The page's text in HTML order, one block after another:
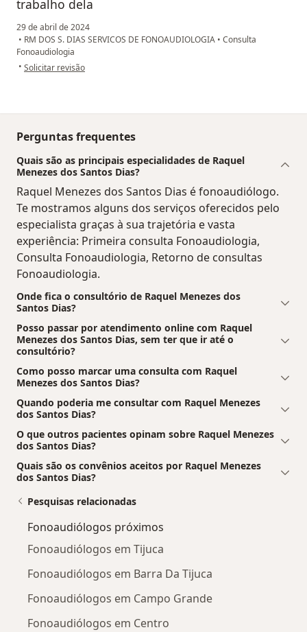
trabalho dela
29 de abril de 2024
• RM DOS S. DIAS SERVICOS DE FONOAUDIOLOGIA • Consulta
Fonoaudiologia
• na opinião do utilizador Lanna Rodrigues
Solicitar revisão
Perguntas frequentes
Quais são as principais especialidades de Raquel
Menezes dos Santos Dias?
Raquel Menezes dos Santos Dias é fonoaudiólogo.
Te mostramos alguns dos serviços oferecidos pelo
especialista graças à sua trajetória e vasta
experiência: Primeira consulta Fonoaudiologia,
Consulta Fonoaudiologia, Retorno de consultas
Fonoaudiologia.
Onde fica o consultório de Raquel Menezes dos
Santos Dias?
Posso passar por atendimento online com Raquel
Menezes dos Santos Dias, sem ter que ir até o
consultório?
Como posso marcar uma consulta com Raquel
Menezes dos Santos Dias?
Quando poderia me consultar com Raquel Menezes
dos Santos Dias?
O que outros pacientes opinam sobre Raquel Menezes
dos Santos Dias?
Quais são os convênios aceitos por Raquel Menezes
dos Santos Dias?
Pesquisas relacionadas
Fonoaudiólogos próximos
Fonoaudiólogos em Tijuca
Fonoaudiólogos em Barra Da Tijuca
Fonoaudiólogos em Campo Grande
Fonoaudiólogos em Centro